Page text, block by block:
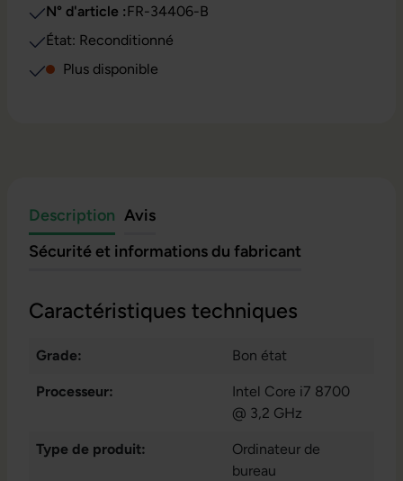
N° d'article :FR-34406-B
État: Reconditionné
Plus disponible
Description Avis
Sécurité et informations du fabricant
Caractéristiques techniques
Grade: Bon état
Processeur:
Intel Core i7 8700
@ 3,2 GHz
Type de produit:
Ordinateur de
bureau